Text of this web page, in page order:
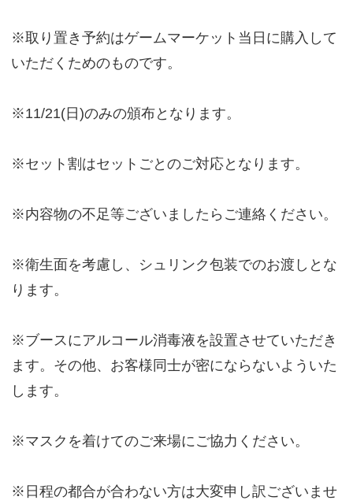
※取り置き予約はゲームマーケット当日に購入して
いただくためのものです。
※11/21(日)のみの頒布となります。
※セット割はセットごとのご対応となります。
※内容物の不足等ございましたらご連絡ください。
※衛生面を考慮し、シュリンク包装でのお渡しとな
ります。
※ブースにアルコール消毒液を設置させていただき
ます。その他、お客様同士が密にならないよういた
します。
※マスクを着けてのご来場にご協力ください。
※日程の都合が合わない方は大変申し訳ございませ